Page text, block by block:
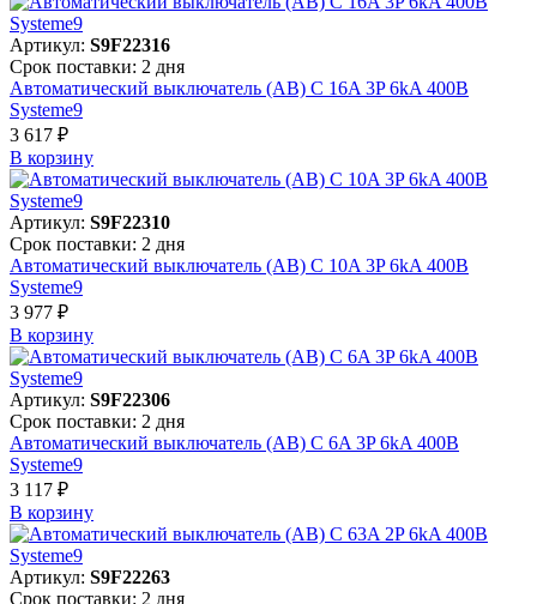
Артикул: S9F22316
Срок поставки: 2 дня
Автоматический выключатель (АВ) C 16A 3P 6kA 400В
Systeme9
3 617 ₽
В корзинy
Артикул: S9F22310
Срок поставки: 2 дня
Автоматический выключатель (АВ) C 10A 3P 6kA 400В
Systeme9
3 977 ₽
В корзинy
Артикул: S9F22306
Срок поставки: 2 дня
Автоматический выключатель (АВ) C 6A 3P 6kA 400В
Systeme9
3 117 ₽
В корзинy
Артикул: S9F22263
Срок поставки: 2 дня